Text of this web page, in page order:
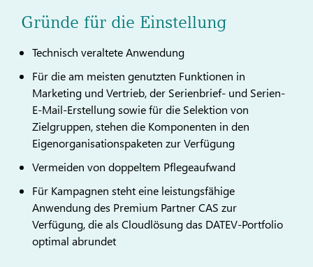
Gründe für die Einstellung
Technisch veraltete Anwendung
Für die am meisten genutzten Funktionen in
Marketing und Vertrieb, der Serienbrief- und Serien-
E-Mail-Erstellung sowie für die Selektion von
Zielgruppen, stehen die Komponenten in den
Eigenorganisationspaketen zur Verfügung
Vermeiden von doppeltem Pflegeaufwand
Für Kampagnen steht eine leistungsfähige
Anwendung des Premium Partner CAS zur
Verfügung, die als Cloudlösung das DATEV-Portfolio
optimal abrundet